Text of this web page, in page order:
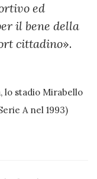
ed
il bene della
cittadino».
lo stadio Mirabello
A nel 1993)